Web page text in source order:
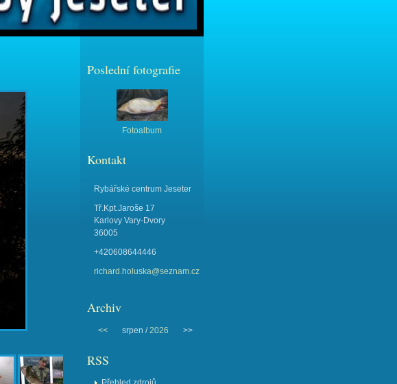
Poslední fotografie
Fotoalbum
Kontakt
Rybářské centrum Jeseter
Tř.Kpt.Jaroše 17
Karlovy Vary-Dvory
36005
+420608644446
richard.holuska@seznam.cz
Archiv
<< srpen /2026 >>
RSS